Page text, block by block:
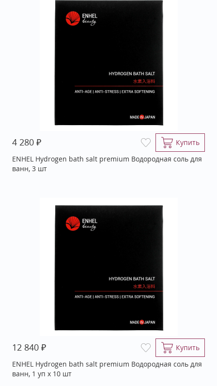
4 280 ₽
Купить
ENHEL Hydrogen bath salt premium Водородная соль для
ванн, 3 шт
12 840 ₽
Купить
ENHEL Hydrogen bath salt premium Водородная соль для
ванн, 1 уп х 10 шт